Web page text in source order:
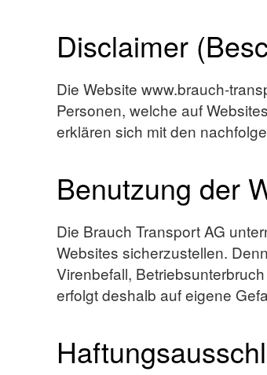
Disclaimer
Die Website www.brauch-
Personen, welche auf
erklären sich mit den
Benutzung der
Die Brauch Transport AG
Websites sicherzustellen.
Virenbefall,
erfolgt deshalb auf eigene